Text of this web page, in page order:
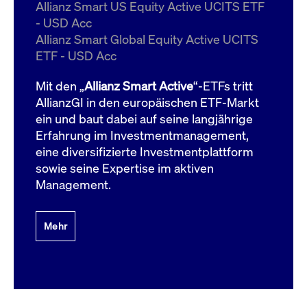
Allianz Smart US Equity Active UCITS ETF
- USD Acc
Allianz Smart Global Equity Active UCITS
ETF - USD Acc
Mit den „Allianz Smart Active“-ETFs tritt
AllianzGI in den europäischen ETF-Markt
ein und baut dabei auf seine langjährige
Erfahrung im Investmentmanagement,
eine diversifizierte Investmentplattform
sowie seine Expertise im aktiven
Management.
Mehr
ApplicationGatewayAffinityCORS
boerse.com
Domain
bis